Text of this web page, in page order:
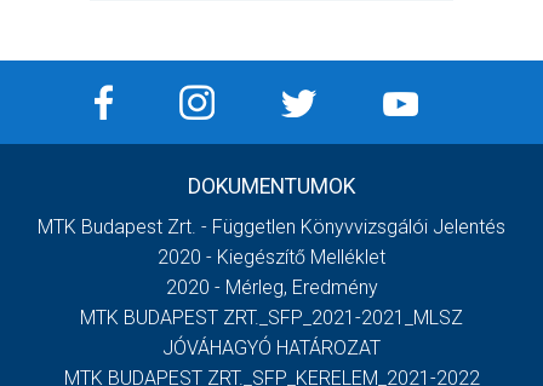
DOKUMENTUMOK
MTK Budapest Zrt. - Független Könyvvizsgálói Jelentés
2020 - Kiegészítő Melléklet
2020 - Mérleg, Eredmény
MTK BUDAPEST ZRT._SFP_2021-2021_MLSZ
JÓVÁHAGYÓ HATÁROZAT
MTK BUDAPEST ZRT._SFP_KERELEM_2021-2022